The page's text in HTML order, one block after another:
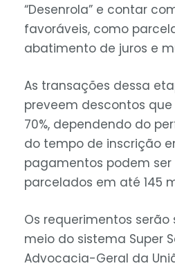
“Desenrola” e contar
favoráveis, como
abatimento de juros e
As transações dessa
preveem descontos
70%, dependendo do
do tempo de inscrição
pagamentos podem
parcelados em até 145
Os requerimentos
meio do sistema Super
Advocacia-Geral da